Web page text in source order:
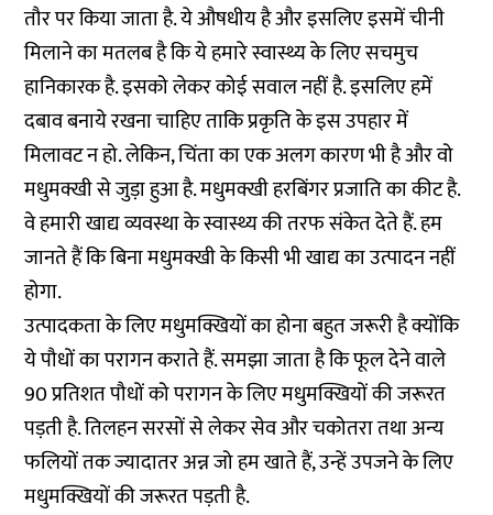
तौर पर किया जाता है. ये औषधीय है और इसलिए इसमें चीनी
मिलाने का मतलब है कि ये हमारे स्वास्थ्य के लिए सचमुच
हानिकारक है. इसको लेकर कोई सवाल नहीं है. इसलिए हमें
दबाव बनाये रखना चाहिए ताकि प्रकृति के इस उपहार में
मिलावट न हो. लेकिन, चिंता का एक अलग कारण भी है और वो
मधुमक्खी से जुड़ा हुआ है. मधुमक्खी हरबिंगर प्रजाति का कीट है.
वे हमारी खाद्य व्यवस्था के स्वास्थ्य की तरफ संकेत देते हैं. हम
जानते हैं कि बिना मधुमक्खी के किसी भी खाद्य का उत्पादन नहीं
होगा.
उत्पादकता के लिए मधुमक्खियों का होना बहुत जरूरी है क्योंकि
ये पौधों का परागन कराते हैं. समझा जाता है कि फूल देने वाले
90 प्रतिशत पौधों को परागन के लिए मधुमक्खियों की जरूरत
पड़ती है. तिलहन सरसों से लेकर सेव और चकोतरा तथा अन्य
फलियों तक ज्यादातर अन्न जो हम खाते हैं, उन्हें उपजने के लिए
मधुमक्खियों की जरूरत पड़ती है.